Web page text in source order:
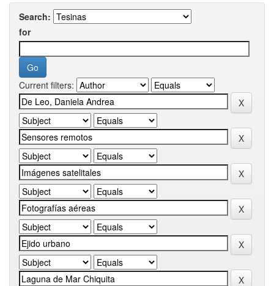
Search:
for
Current filters: